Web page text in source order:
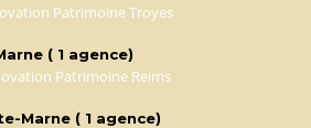
Patrimoine Troyes
( 1 agence)
Patrimoine Reims
Marne ( 1 agence)